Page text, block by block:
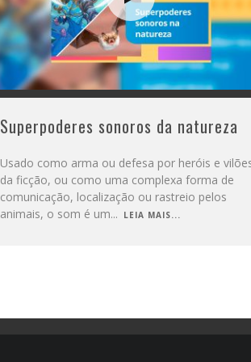
Superpoderes sonoros da natureza
Usado como arma ou defesa por heróis e
da ficção, ou como uma complexa forma de
comunicação, localização ou rastreio pelos
animais, o som é um... LEIA MAIS...